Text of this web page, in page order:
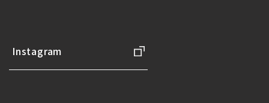
Instagram